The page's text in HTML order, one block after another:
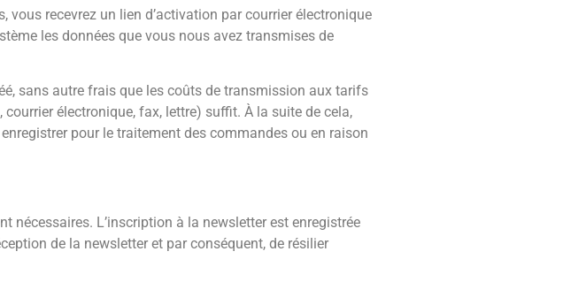
recevrez un lien d’activation par courrier électronique
les données que vous nous avez transmises de
sans autre frais que les coûts de transmission aux tarifs
électronique, fax, lettre) suffit. À la suite de cela,
pour le traitement des commandes ou en raison
nécessaires. L’inscription à la newsletter est enregistrée
de la newsletter et par conséquent, de résilier